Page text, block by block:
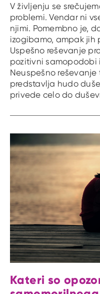
V življenju se
problemi. Vendar ni
njimi. Pomembno je,
izogibamo, ampak jih
Uspešno reševanje
pozitivni samopodobi
Neuspešno reševanje
predstavlja hudo
privede celo do
Kateri so